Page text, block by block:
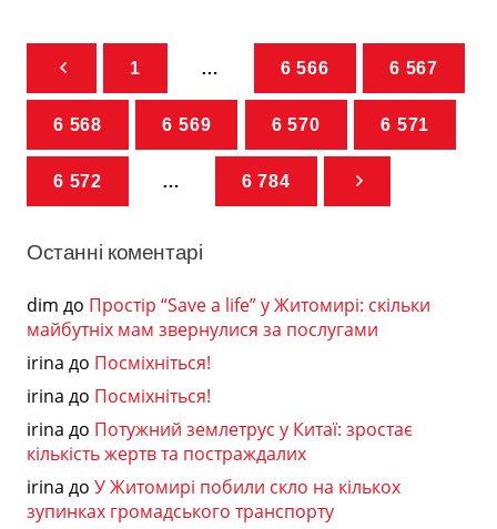
1 … 6 566 6 567
6 568 6 569 6 570 6 571
6 572 … 6 784
Останні коментарі
dim до Простір “Save a life” у Житомирі: скільки
майбутніх мам звернулися за послугами
irina до Посміхніться!
irina до Посміхніться!
irina до Потужний землетрус у Китаї: зростає
кількість жертв та постраждалих
irina до У Житомирі побили скло на кількох
зупинках громадського транспорту